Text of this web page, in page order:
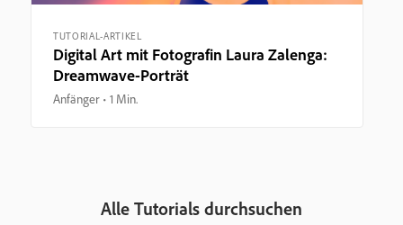
TUTORIAL-ARTIKEL
Digital Art mit Fotografin Laura Zalenga:
Dreamwave-Porträt
Anfänger 1 Min.
Alle Tutorials durchsuchen